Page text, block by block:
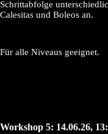
Schrittabfolge
Calesitas und Boleos an.
Für alle Niveaus geeignet.
Workshop 5: 14.06.26,